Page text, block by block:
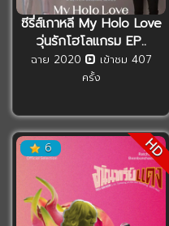
ซีรี่ส์เกาหลี My Holo Love
วุ่นรักโฮโลแกรม EP..
ฉาย 2020
เข้าชม 407
ครั้ง
6 HD